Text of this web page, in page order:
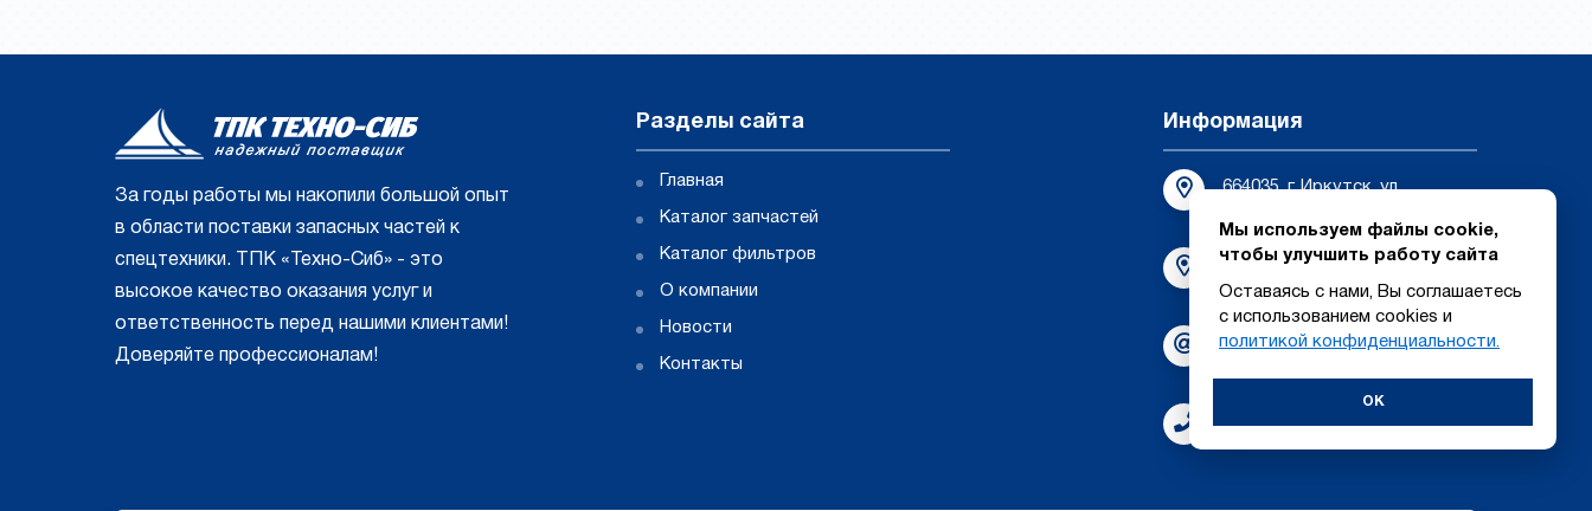
За годы работы мы накопили большой опыт
в области поставки запасных частей к
спецтехники. ТПК «Техно-Сиб» - это
высокое качество оказания услуг и
ответственность перед нашими клиентами!
Доверяйте профессионалам!
Разделы сайта
Главная
Каталог запчастей
Каталог фильтров
О компании
Новости
Контакты
Информация
664035, г. Иркутск, ул.
664080, г. Иркутск А/Я 12 -
Почтовый адрес
tehnosib-irk@bk.ru
Мы используем файлы cookie,
чтобы улучшить работу сайта
Оставаясь с нами, Вы соглашаетесь
с использованием cookies и
политикой конфиденциальности.
OK